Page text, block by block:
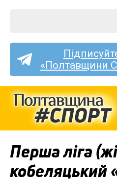
«Полтавщини
Перша ліга
кобеляцький